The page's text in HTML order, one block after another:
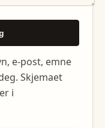
e-post, emne
Skjemaet
i